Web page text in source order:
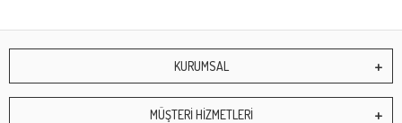
KURUMSAL
MÜŞTERİ HİZMETLERİ